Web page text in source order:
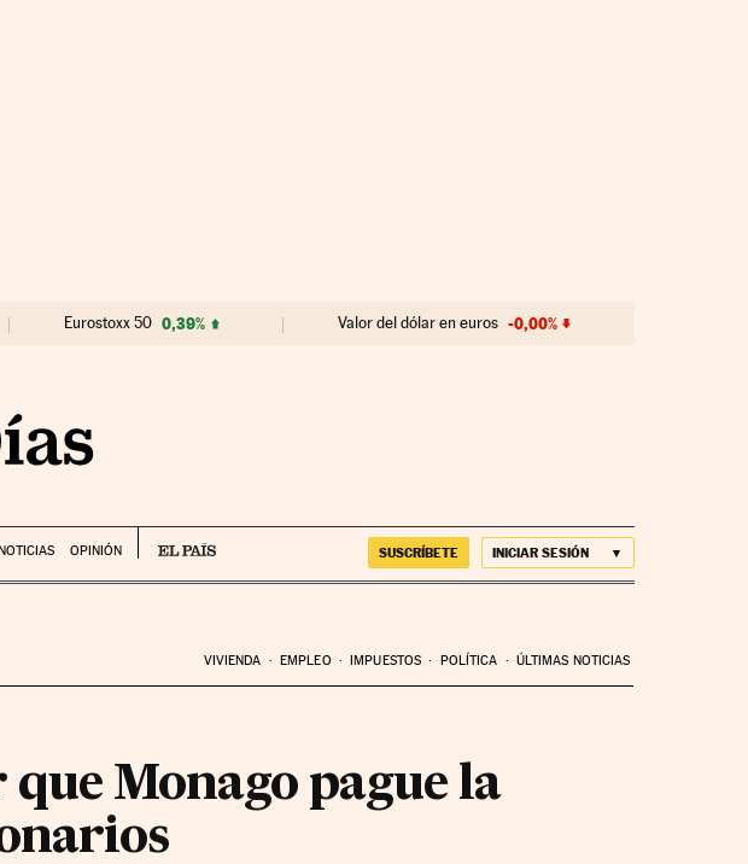
Eurostoxx 50 0,39% Valor del dólar en euros -0,00%
OPINIÓN SUSCRÍBETE INICIAR SESIÓN
VIVIENDA EMPLEO IMPUESTOS POLÍTICA ÚLTIMAS NOTICIAS
Monago pague la